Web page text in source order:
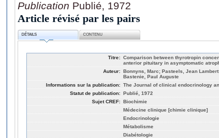
Publication Publié, 1972
Article révisé par les pairs
DÉTAILS CONTENU
Titre: Comparison between thyrotropin
anterior pituitary in asymptomatic
Auteur: Bonnyns, Marc; Pasteels, Jean
Bastenie, Paul Auguste
Informations sur la publication: The Journal of clinical endocrinology
Statut de publication: Publié, 1972
Sujet CREF: Biochimie
Médecine clinique [chimie clinique]
Endocrinologie
Métabolisme
Diabétologie